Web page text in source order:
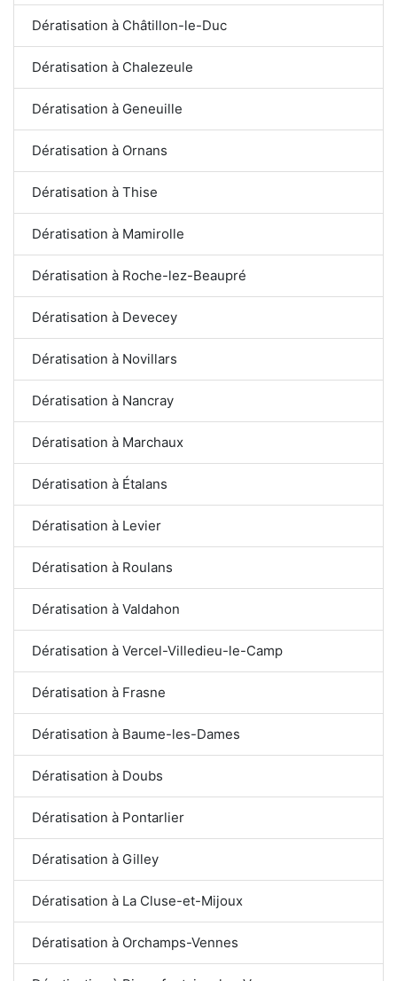
Dératisation à Châtillon-le-Duc
Dératisation à Chalezeule
Dératisation à Geneuille
Dératisation à Ornans
Dératisation à Thise
Dératisation à Mamirolle
Dératisation à Roche-lez-Beaupré
Dératisation à Devecey
Dératisation à Novillars
Dératisation à Nancray
Dératisation à Marchaux
Dératisation à Étalans
Dératisation à Levier
Dératisation à Roulans
Dératisation à Valdahon
Dératisation à Vercel-Villedieu-le-Camp
Dératisation à Frasne
Dératisation à Baume-les-Dames
Dératisation à Doubs
Dératisation à Pontarlier
Dératisation à Gilley
Dératisation à La Cluse-et-Mijoux
Dératisation à Orchamps-Vennes